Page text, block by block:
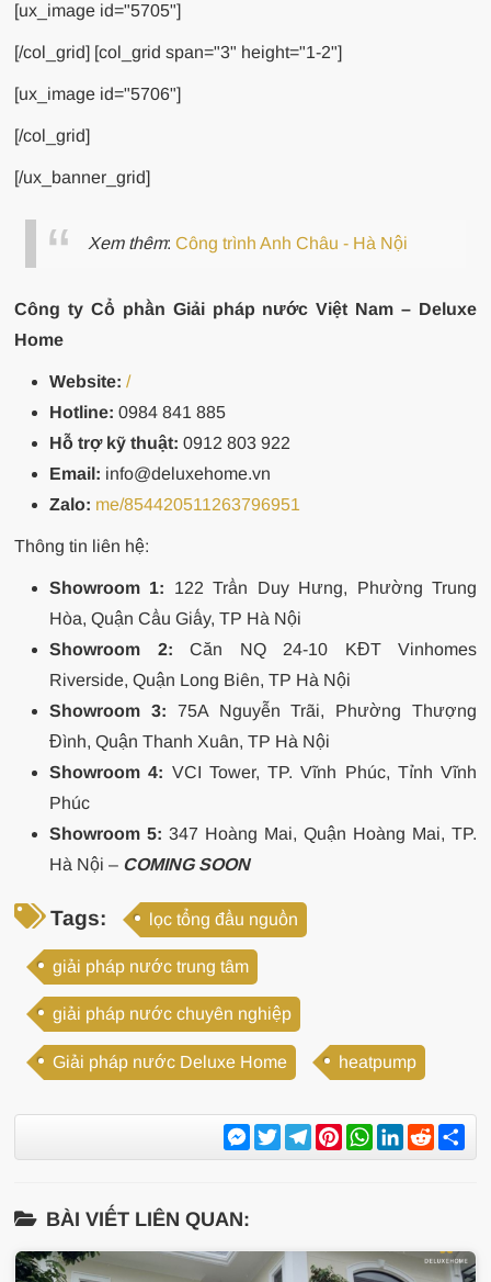
[ux_image id="5705"]
[/col_grid] [col_grid span="3" height="1-2"]
[ux_image id="5706"]
[/col_grid]
[/ux_banner_grid]
Xem thêm: Công trình Anh Châu - Hà Nội
Công ty Cổ phần Giải pháp nước Việt Nam – Deluxe
Home
Website: /
Hotline: 0984 841 885
Hỗ trợ kỹ thuật: 0912 803 922
Email: info@deluxehome.vn
Zalo: me/854420511263796951
Thông tin liên hệ:
Showroom 1: 122 Trần Duy Hưng, Phường Trung
Hòa, Quận Cầu Giấy, TP Hà Nội
Showroom 2: Căn NQ 24-10 KĐT Vinhomes
Riverside, Quận Long Biên, TP Hà Nội
Showroom 3: 75A Nguyễn Trãi, Phường Thượng
Đình, Quận Thanh Xuân, TP Hà Nội
Showroom 4: VCI Tower, TP. Vĩnh Phúc, Tỉnh Vĩnh
Phúc
Showroom 5: 347 Hoàng Mai, Quận Hoàng Mai, TP.
Hà Nội – COMING SOON
Tags: lọc tổng đầu nguồn
giải pháp nước trung tâm
giải pháp nước chuyên nghiệp
Giải pháp nước Deluxe Home heatpump
Messenger
TwitterTelegram
PinterestWhatsApp
LinkedIn
Reddit
BÀI VIẾT LIÊN QUAN: